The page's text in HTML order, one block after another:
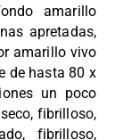
amarillo
apretadas,
amarillo vivo
de hasta 80 x
un poco
fibrilloso,
fibrilloso,